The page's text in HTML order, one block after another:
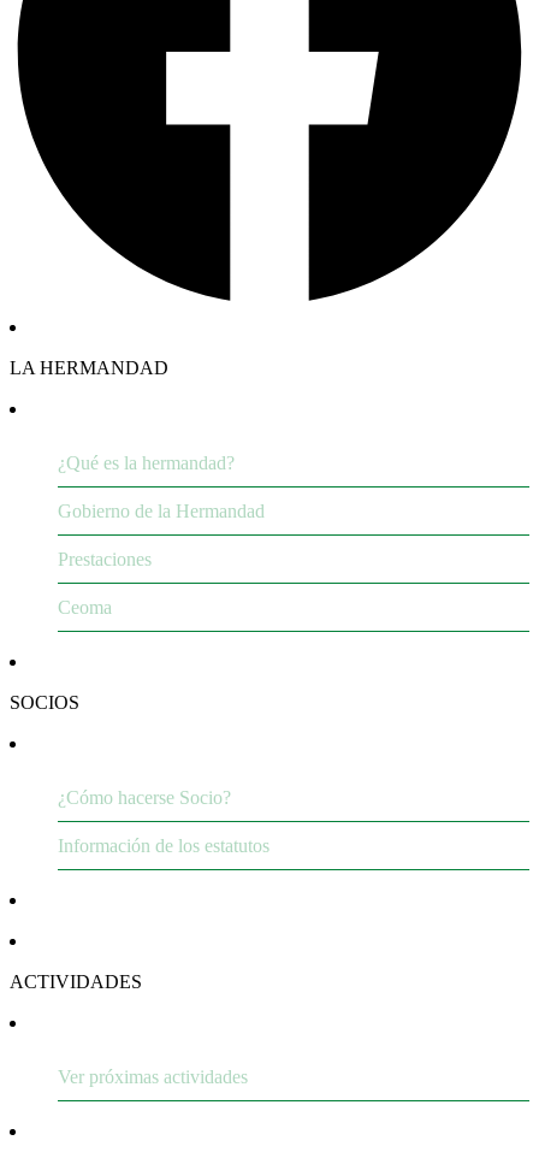
LA HERMANDAD
¿Qué es la hermandad?
Gobierno de la Hermandad
Prestaciones
Ceoma
SOCIOS
¿Cómo hacerse Socio?
Información de los estatutos
ACTIVIDADES
Ver próximas actividades